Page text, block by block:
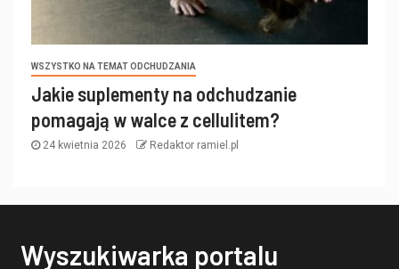
WSZYSTKO NA TEMAT ODCHUDZANIA
Jakie suplementy na odchudzanie
pomagają w walce z cellulitem?
24 kwietnia 2026 Redaktor ramiel.pl
Wyszukiwarka portalu